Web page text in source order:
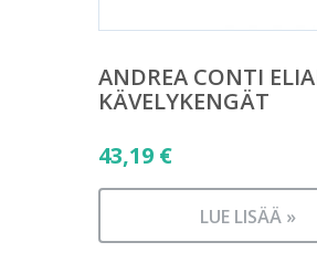
ANDREA CONTI
KÄVELYKENGÄT
43,19 €
LUE LISÄÄ »